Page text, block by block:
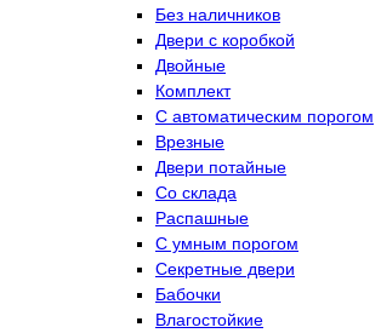
Без наличников
Двери с коробкой
Двойные
Комплект
С автоматическим порогом
Врезные
Двери потайные
Со склада
Распашные
С умным порогом
Секретные двери
Бабочки
Влагостойкие